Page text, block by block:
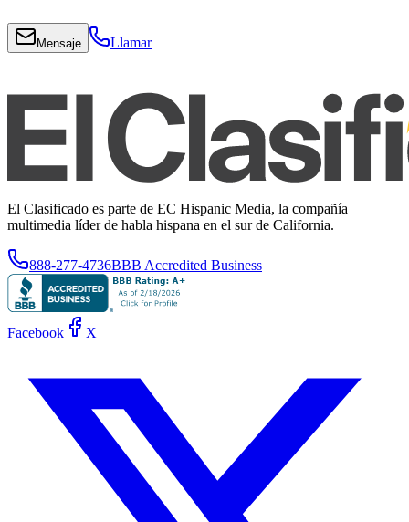
Mensaje Llamar
El Clasificado es parte de EC Hispanic Media, la compañía
multimedia líder de habla hispana en el sur de California.
888-277-4736BBB Accredited Business
Facebook X